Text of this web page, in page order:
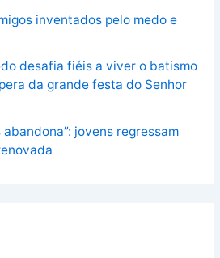
inventados pelo medo e
desafia fiéis a viver o batismo
da grande festa do Senhor
abandona”: jovens regressam